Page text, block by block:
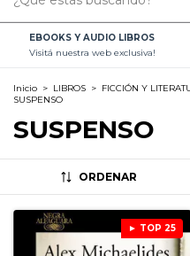
EBOOKS Y AUDIO LIBROS
Visitá nuestra web exclusiva!
Inicio > LIBROS > FICCIÓN Y
SUSPENSO
SUSPENSO
ORDENAR
► TOP 25